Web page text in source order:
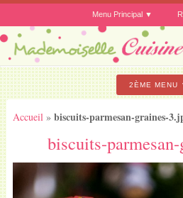
Menu Principal
2ÈME MENU
Accueil » biscuits-parmesan-graines-
biscuits-